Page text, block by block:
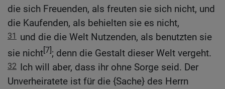
die sich Freuenden, als freuten sie sich nicht, und
die Kaufenden, als behielten sie es nicht,
31 und die die Welt Nutzenden, als benutzten sie
sie nicht[7]; denn die Gestalt dieser Welt vergeht.
32 Ich will aber, dass ihr ohne Sorge seid. Der
Unverheiratete ist für die {Sache} des Herrn